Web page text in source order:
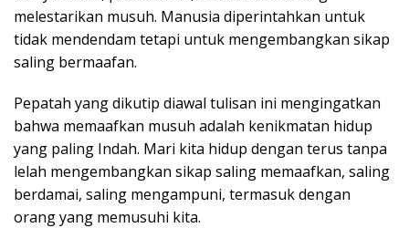
melestarikan musuh. Manusia diperintahkan untuk
tidak mendendam tetapi untuk mengembangkan sikap
saling bermaafan.
Pepatah yang dikutip diawal tulisan ini mengingatkan
bahwa memaafkan musuh adalah kenikmatan hidup
yang paling Indah. Mari kita hidup dengan terus tanpa
lelah mengembangkan sikap saling memaafkan, saling
berdamai, saling mengampuni, termasuk dengan
orang yang memusuhi kita.